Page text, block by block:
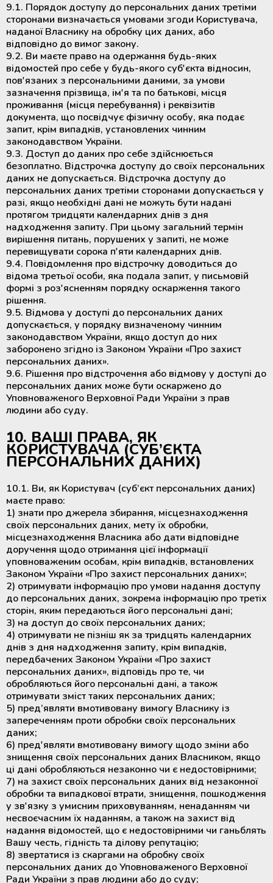
9.1. Порядок доступу до персональних даних третіми
сторонами визначається умовами згоди Користувача,
наданої Власнику на обробку цих даних, або
відповідно до вимог закону.
9.2. Ви маєте право на одержання будь-яких
відомостей про себе у будь-якого суб'єкта відносин,
пов'язаних з персональними даними, за умови
зазначення прізвища, ім'я та по батькові, місця
проживання (місця перебування) і реквізитів
документа, що посвідчує фізичну особу, яка подає
запит, крім випадків, установлених чинним
законодавством України.
9.3. Доступ до даних про себе здійснюється
безоплатно. Відстрочка доступу до своїх персональних
даних не допускається. Відстрочка доступу до
персональних даних третіми сторонами допускається у
разі, якщо необхідні дані не можуть бути надані
протягом тридцяти календарних днів з дня
надходження запиту. При цьому загальний термін
вирішення питань, порушених у запиті, не може
перевищувати сорока п'яти календарних днів.
9.4. Повідомлення про відстрочку доводиться до
відома третьої особи, яка подала запит, у письмовій
формі з роз'ясненням порядку оскарження такого
рішення.
9.5. Відмова у доступі до персональних даних
допускається, у порядку визначеному чинним
законодавством України, якщо доступ до них
заборонено згідно із Законом України «Про захист
персональних даних».
9.6. Рішення про відстрочення або відмову у доступі до
персональних даних може бути оскаржено до
Уповноваженого Верховної Ради України з прав
людини або суду.
10. ВАШІ ПРАВА, ЯК
КОРИСТУВАЧА (СУБ’ЄКТА
ПЕРСОНАЛЬНИХ ДАНИХ)
10.1. Ви, як Користувач (суб’єкт персональних даних)
маєте право:
1) знати про джерела збирання, місцезнаходження
своїх персональних даних, мету їх обробки,
місцезнаходження Власника або дати відповідне
доручення щодо отримання цієї інформації
уповноваженим особам, крім випадків, встановлених
Законом України «Про захист персональних даних»;
2) отримувати інформацію про умови надання доступу
до персональних даних, зокрема інформацію про третіх
сторін, яким передаються його персональні дані;
3) на доступ до своїх персональних даних;
4) отримувати не пізніш як за тридцять календарних
днів з дня надходження запиту, крім випадків,
передбачених Законом України «Про захист
персональних даних», відповідь про те, чи
обробляються його персональні дані, а також
отримувати зміст таких персональних даних;
5) пред’являти вмотивовану вимогу Власнику із
запереченням проти обробки своїх персональних
даних;
6) пред'являти вмотивовану вимогу щодо зміни або
знищення своїх персональних даних Власником, якщо
ці дані обробляються незаконно чи є недостовірними;
7) на захист своїх персональних даних від незаконної
обробки та випадкової втрати, знищення, пошкодження
у зв'язку з умисним приховуванням, ненаданням чи
несвоєчасним їх наданням, а також на захист від
надання відомостей, що є недостовірними чи ганьблять
Вашу честь, гідність та ділову репутацію;
8) звертатися із скаргами на обробку своїх
персональних даних до Уповноваженого Верховної
Ради України з прав людини або до суду;